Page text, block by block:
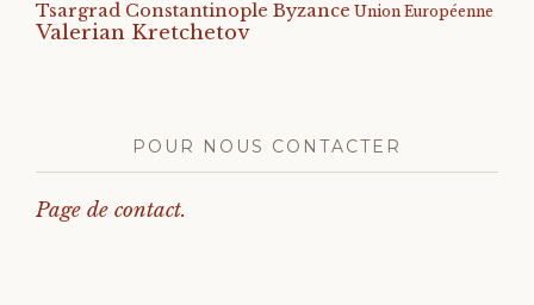
Tsargrad Constantinople Byzance Union Européenne
Valerian Kretchetov
POUR NOUS CONTACTER
Page de contact.